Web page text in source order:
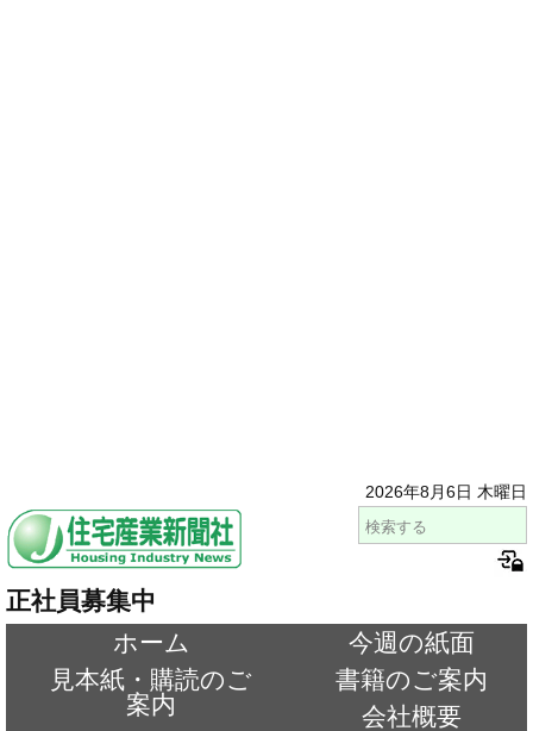
2026年8月6日 木曜日
正社員募集中
ホーム
今週の紙面
見本紙・購読のご
案内
書籍のご案内
会社概要